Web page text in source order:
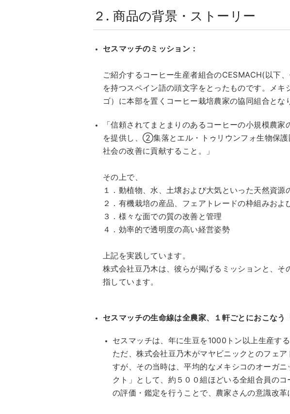
２. 商品の背景・ストーリー
セスマッチのミッション：
ご紹介するコーヒー生産者組合のCESMACH(以下
を持つスペイン語の頭文字をとったものです。メ
ゴ）に本部を置くコーヒー栽培農家の協同組合と
「信頼されてまとまりのあるコーヒーの小規模農
を提供し、②集落とエル・トゥリウンフォ生物保
社会の改善に貢献すること。」
その上で、
１．動植物、水、土壌および大気といった天然資源
２．有機栽培の産品、フェアトレードの枠組みお
３．様々な面での質の改善と管理
４．効率的で透明度の高い経営姿勢
上記を実践しています。
株式会社豆乃木は、彼らが掲げるミッションと、
指しています。
セスマッチの生命線は全農家、１軒ごとにおこなう
セスマッチは、年に生豆を1000トン以上生産す
ただ、株式会社豆乃木がマヤビニックとのフェ
すが、その当時は、平均的なメキシコのオーガ
クト」として、約５００組ほどいる全組合員の
の評価・鑑定を行うことで、農家さんの意識改革